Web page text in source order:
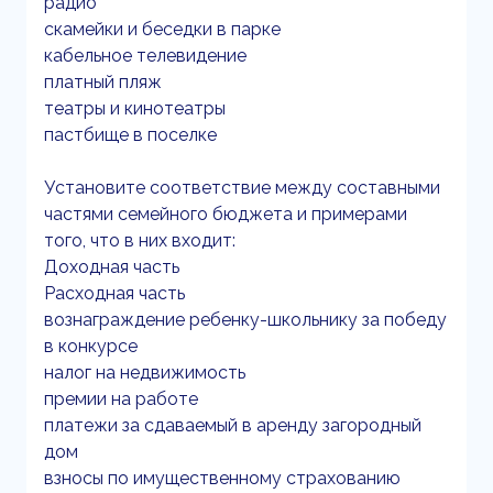
скамейки и беседки в парке
кабельное телевидение
платный пляж
театры и кинотеатры
пастбище в поселке
Установите соответствие между составными
частями семейного бюджета и примерами
того, что в них входит:
Доходная часть
Расходная часть
вознаграждение ребенку-школьнику за победу
в конкурсе
налог на недвижимость
премии на работе
платежи за сдаваемый в аренду загородный
дом
взносы по имущественному страхованию